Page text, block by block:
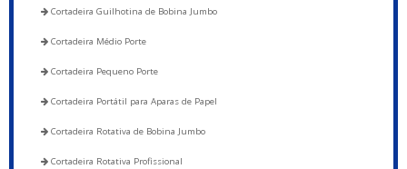
Cortadeira Guilhotina de Bobina Jumbo
Cortadeira Médio Porte
Cortadeira Pequeno Porte
Cortadeira Portátil para Aparas de Papel
Cortadeira Rotativa de Bobina Jumbo
Cortadeira Rotativa Profissional